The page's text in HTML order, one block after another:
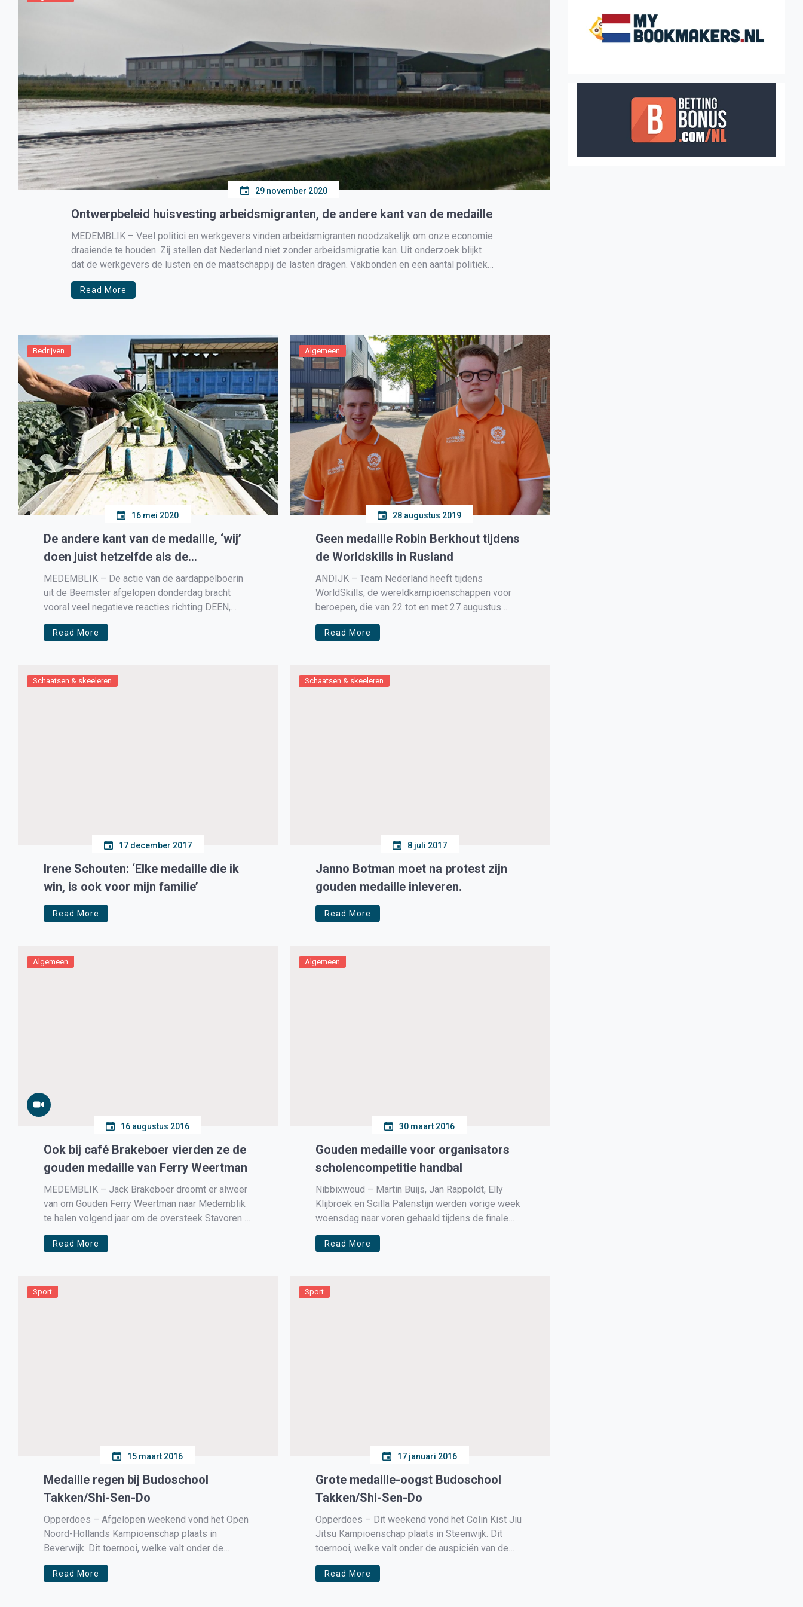
29 november 2020
Ontwerpbeleid huisvesting arbeidsmigranten, de andere kant van de medaille
MEDEMBLIK – Veel politici en werkgevers vinden arbeidsmigranten noodzakelijk om onze economie
draaiende te houden. Zij stellen dat Nederland niet zonder arbeidsmigratie kan. Uit onderzoek blijkt
dat de werkgevers de lusten en de maatschappij de lasten dragen. Vakbonden en een aantal politieke
partijen trachten de Nederlandse werknemer concurrerend te maken […]
Read More
Bedrijven
16 mei 2020
De andere kant van de medaille, ‘wij’
doen juist hetzelfde als de
buitenlandse boeren’
MEDEMBLIK – De actie van de aardappelboerin
uit de Beemster afgelopen donderdag bracht
vooral veel negatieve reacties richting DEEN,
terwijl DEEN niet de oorzaak is dat er op dit
moment zo ontzettend veel aardappelen nog in
Read More
Algemeen
28 augustus 2019
Geen medaille Robin Berkhout tijdens
de Worldskills in Rusland
ANDIJK – Team Nederland heeft tijdens
WorldSkills, de wereldkampioenschappen voor
beroepen, die van 22 tot en met 27 augustus
plaatsvonden in Kazan, Rusland 13 medals of
excellence in de wacht gesleept.
Read More
Schaatsen & skeeleren
17 december 2017
Irene Schouten: ‘Elke medaille die ik
win, is ook voor mijn familie’
Read More
Schaatsen & skeeleren
8 juli 2017
Janno Botman moet na protest zijn
gouden medaille inleveren.
Read More
Algemeen
16 augustus 2016
Ook bij café Brakeboer vierden ze de
gouden medaille van Ferry Weertman
MEDEMBLIK – Jack Brakeboer droomt er alweer
van om Gouden Ferry Weertman naar Medemblik
te halen volgend jaar om de oversteek Stavoren –
Medemblik te laten zwemmen.
Read More
Algemeen
30 maart 2016
Gouden medaille voor organisators
scholencompetitie handbal
Nibbixwoud – Martin Buijs, Jan Rappoldt, Elly
Klijbroek en Scilla Palenstijn werden vorige week
woensdag naar voren gehaald tijdens de finale
dag van het meisjestoernooi. Zij kregen een
gouden medaille omgehangen voor alle jaren
nemen na […]
Read More
Sport
15 maart 2016
Medaille regen bij Budoschool
Takken/Shi-Sen-Do
Opperdoes – Afgelopen weekend vond het Open
Noord-Hollands Kampioenschap plaats in
Beverwijk. Dit toernooi, welke valt onder de
auspiciën van de Judo Bond Nederland, is een
kwalificatie toernooi voor het Nederlands
Read More
Sport
17 januari 2016
Grote medaille-oogst Budoschool
Takken/Shi-Sen-Do
Opperdoes – Dit weekend vond het Colin Kist Jiu
Jitsu Kampioenschap plaats in Steenwijk. Dit
toernooi, welke valt onder de auspiciën van de
Judo Bond Nederland, is een kwalificatie toernooi
voor het Nederlands Kampioenschap en deze
Read More